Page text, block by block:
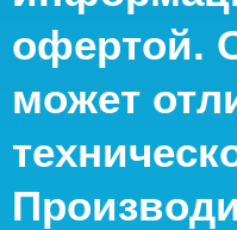
офертой.
может